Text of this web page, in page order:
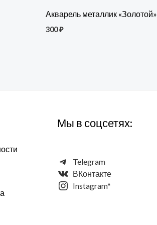
Акварель металлик «Золотой»
300₽
Мы в соцсетях:
Telegram
ВКонтакте
Instagram*